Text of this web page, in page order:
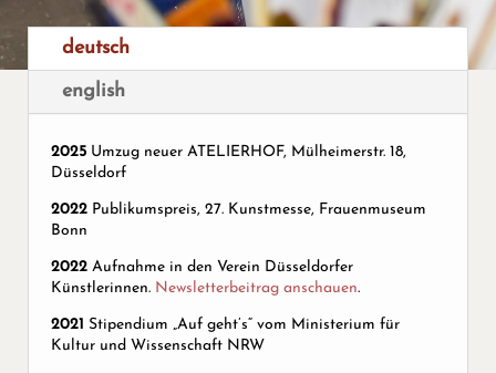
deutsch
english
2025 Umzug neuer ATELIERHOF, Mülheimerstr. 18,
Düsseldorf
2022Publikumspreis, 27. Kunstmesse, Frauenmuseum
Bonn
2022 Aufnahme in den Verein Düsseldorfer
Künstlerinnen. Newsletterbeitrag anschauen.
2021 Stipendium „Auf geht’s“ vom Ministerium für
Kultur und Wissenschaft NRW